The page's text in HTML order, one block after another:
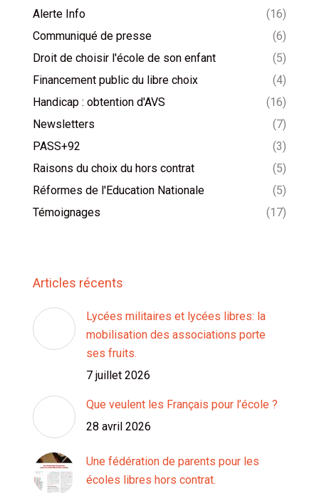
Alerte Info
(16)
Communiqué de presse
(6)
Droit de choisir l'école de son enfant
(5)
Financement public du libre choix
(4)
Handicap : obtention d'AVS
(16)
Newsletters
(7)
PASS+92
(3)
Raisons du choix du hors contrat
(5)
Réformes de l'Education Nationale
(5)
Témoignages
(17)
Articles récents
Lycées militaires et lycées libres: la
mobilisation des associations porte
ses fruits.
7 juillet 2026
Que veulent les Français pour l’école ?
28 avril 2026
Une fédération de parents pour les
écoles libres hors contrat.